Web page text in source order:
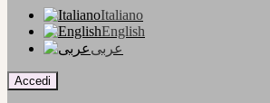
Italiano
English
عربى
Accedi